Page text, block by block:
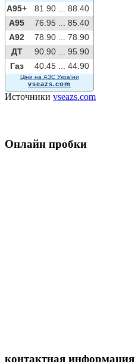
A95+ 81.90 ...
88.40
A95
76.95 ...
85.40
A92
78.90 ...
78.90
ДТ
90.90 ...
95.90
Газ
40.45 ... 44.90
Ціни на АЗС України
vseazs.com
Источники vseazs.com
Онлайн пробки
контактная информация